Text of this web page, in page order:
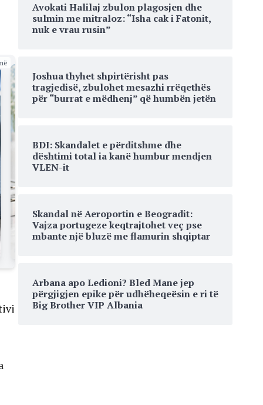
Avokati Halilaj zbulon plagosjen dhe
sulmin me mitraloz: “Isha cak i Fatonit,
nuk e vrau rusin”
Joshua thyhet shpirtërisht pas
tragjedisë, zbulohet mesazhi rrëqethës
për “burrat e mëdhenj” që humbën jetën
BDI: Skandalet e përditshme dhe
dështimi total ia kanë humbur mendjen
VLEN-it
Skandal në Aeroportin e Beogradit:
Vajza portugeze keqtrajtohet veç pse
mbante një bluzë me flamurin shqiptar
Arbana apo Ledioni? Bled Mane jep
përgjigjen epike për udhëheqeësin e ri të
Big Brother VIP Albania